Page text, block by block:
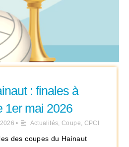
: finales à
1er mai 2026
• Actualités, Coupe, CPCI
des coupes du Hainaut